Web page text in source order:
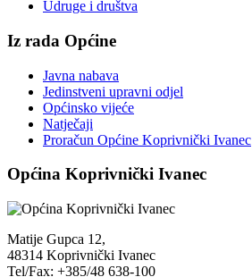
Udruge i društva
Iz rada Općine
Javna nabava
Jedinstveni upravni odjel
Općinsko vijeće
Natječaji
Proračun Općine Koprivnički Ivanec
Općina Koprivnički Ivanec
Matije Gupca 12,
48314 Koprivnički Ivanec
Tel/Fax: +385/48 638-100